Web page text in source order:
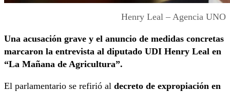
Henry Leal – Agencia UNO
Una acusación grave y el anuncio de medidas concretas
marcaron la entrevista al diputado UDI Henry Leal en
“La Mañana de Agricultura”.
El parlamentario se refirió al decreto de expropiación en